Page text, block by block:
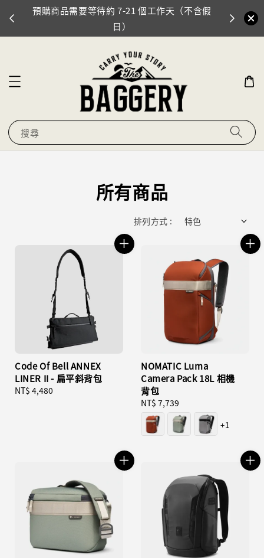
門市地址：臺北市信義區忠孝東路四段553巷46
弄14號
搜尋
所有商品
排列方式 :
Code Of Bell ANNEX
LINER II - 扁平斜背包
Regular
NT$ 4,480
NOMATIC Luma
Camera Pack 18L 相機
背包
Regular
price
NT$ 7,739
+1